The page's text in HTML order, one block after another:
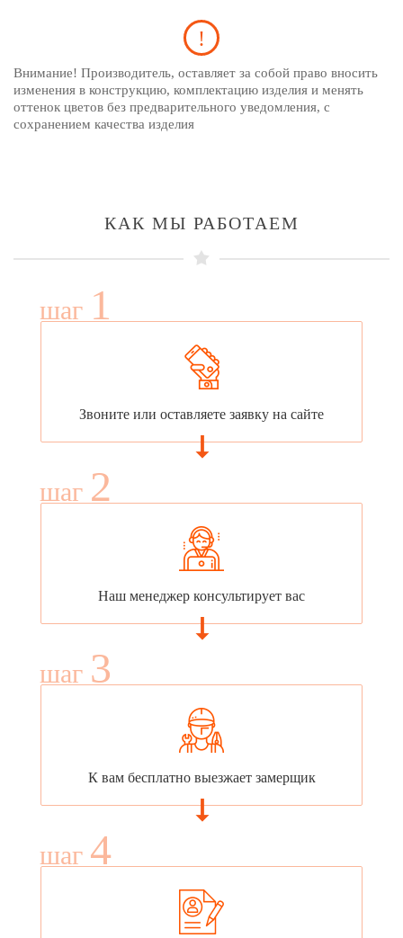
Внимание! Производитель, оставляет за собой право вносить
изменения в конструкцию, комплектацию изделия и менять
оттенок цветов без предварительного уведомления, с
сохранением качества изделия
КАК МЫ РАБОТАЕМ
шаг 1
Звоните или оставляете заявку на сайте
шаг 2
Наш менеджер консультирует вас
шаг 3
К вам бесплатно выезжает замерщик
шаг 4